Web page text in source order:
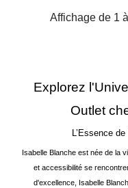
Affichage de 1
Explorez
Outlet
L’Essence
Isabelle Blanche est née de la
et accessibilité se
d'excellence, Isabelle